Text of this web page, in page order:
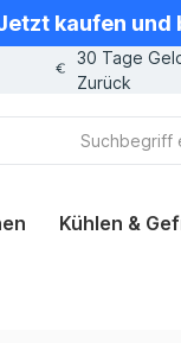
kaufen und
30 Tage
Zurück
Kühlen &